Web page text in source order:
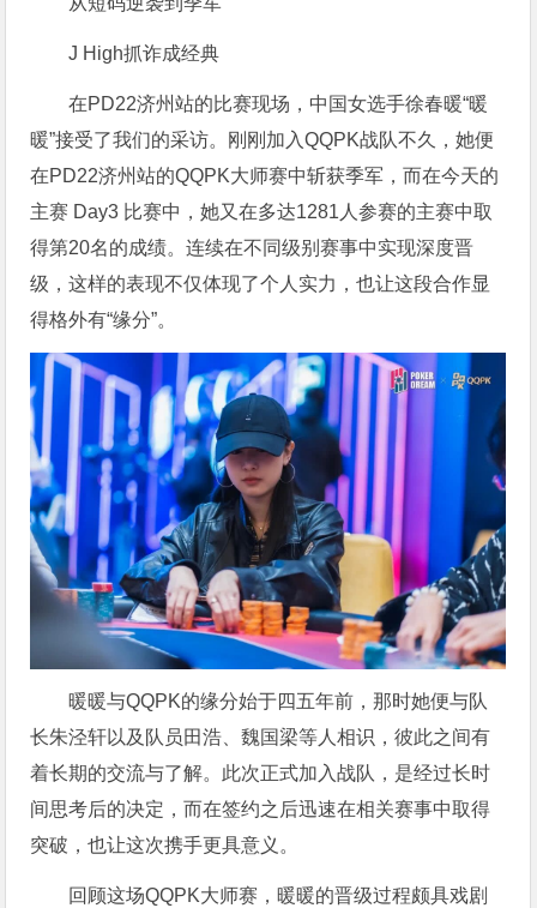
J High抓诈成经典
在PD22济州站的比赛现场，中国女选手徐春暖“暖
暖”接受了我们的采访。刚刚加入QQPK战队不久，她便
在PD22济州站的QQPK大师赛中斩获季军，而在今天的
主赛 Day3 比赛中，她又在多达1281人参赛的主赛中取
得第20名的成绩。连续在不同级别赛事中实现深度晋
级，这样的表现不仅体现了个人实力，也让这段合作显
得格外有“缘分”。
暖暖与QQPK的缘分始于四五年前，那时她便与队
长朱泾轩以及队员田浩、魏国梁等人相识，彼此之间有
着长期的交流与了解。此次正式加入战队，是经过长时
间思考后的决定，而在签约之后迅速在相关赛事中取得
突破，也让这次携手更具意义。
回顾这场QQPK大师赛，暖暖的晋级过程颇具戏剧